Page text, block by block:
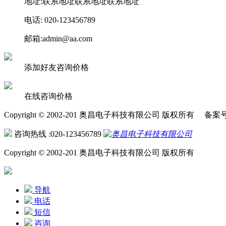
电话: 020-123456789
邮箱:admin@aa.com
添加好友咨询价格
在线咨询价格
Copyright © 2002-201 奥昌电子科技有限公司 版权所有 备案
咨询热线 :020-123456789
Copyright © 2002-201 奥昌电子科技有限公司 版权所有
导航
电话
短信
咨询